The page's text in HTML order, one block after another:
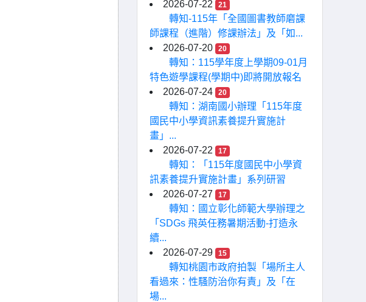
2026-07-22
21
轉知-115年「全國圖書教師磨課
師課程（進階）修課辦法」及「如...
2026-07-20
20
轉知：115學年度上學期09-01月
特色遊學課程(學期中)即將開放報名
2026-07-24
20
轉知：湖南國小辦理「115年度
國民中小學資訊素養提升實施計
畫」...
2026-07-22
17
轉知：「115年度國民中小學資
訊素養提升實施計畫」系列研習
2026-07-27
17
轉知：國立彰化師範大學辦理之
「SDGs 飛英任務暑期活動-打造永
續...
2026-07-29
15
轉知桃園市政府拍製「場所主人
看過來：性騷防治你有責」及「在
場...